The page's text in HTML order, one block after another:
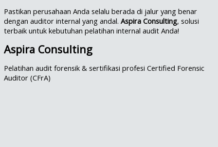
Pastikan perusahaan Anda selalu berada di jalur yang benar
dengan auditor internal yang andal. Aspira Consulting, solusi
terbaik untuk kebutuhan pelatihan internal audit Anda!
Aspira Consulting
Pelatihan audit forensik & sertifikasi profesi Certified Forensic
Auditor (CFrA)